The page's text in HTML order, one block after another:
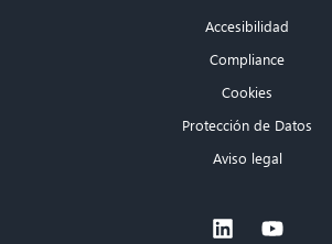
Accesibilidad
Compliance
Cookies
Protección de Datos
Aviso legal